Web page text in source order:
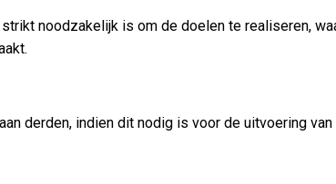
noodzakelijk is om de doelen te realiseren,
derden, indien dit nodig is voor de uitvoering